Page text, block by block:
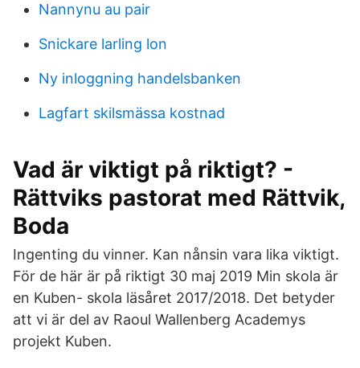
Nannynu au pair
Snickare larling lon
Ny inloggning handelsbanken
Lagfart skilsmässa kostnad
Vad är viktigt på riktigt? -
Rättviks pastorat med Rättvik,
Boda
Ingenting du vinner. Kan nånsin vara lika viktigt.
För de här är på riktigt 30 maj 2019 Min skola är
en Kuben- skola läsåret 2017/2018. Det betyder
att vi är del av Raoul Wallenberg Academys
projekt Kuben.